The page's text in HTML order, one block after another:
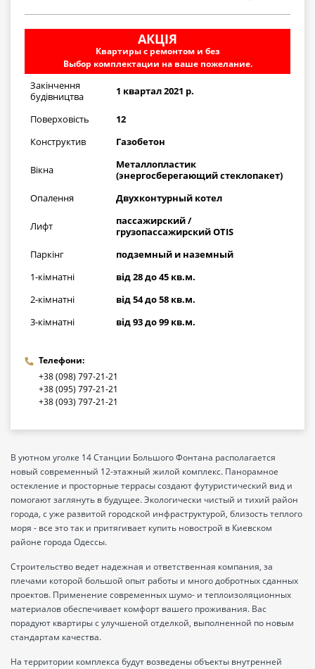
від26100грн / м2
АКЦІЯ
Квартиры с ремонтом и без
Выбор комплектации на ваше пожелание.
Закінчення
будівництва
1 квартал 2021 р.
Поверховість
12
Конструктив
Газобетон
Вікна
Металлопластик
(энергосберегающий стеклопакет)
Опалення
Двухконтурный котел
Лифт
пассажирский /
грузопассажирский OTIS
Паркінг
подземный и наземный
1-кімнатні
від 28 до 45 кв.м.
2-кімнатні
від 54 до 58 кв.м.
3-кімнатні
від 93 до 99 кв.м.
Телефони:
+38 (098) 797-21-21
+38 (095) 797-21-21
+38 (093) 797-21-21
В уютном уголке 14 Станции Большого Фонтана располагается
новый современный 12-этажный жилой комплекс. Панорамное
остекление и просторные террасы создают футуристический вид и
помогают заглянуть в будущее. Экологически чистый и тихий район
города, с уже развитой городской инфраструктурой, близость теплого
моря - все это так и притягивает купить новострой в Киевском
районе города Одессы.
Строительство ведет надежная и ответственная компания, за
плечами которой большой опыт работы и много добротных сданных
проектов. Применение современных шумо- и теплоизоляционных
материалов обеспечивает комфорт вашего проживания. Вас
порадуют квартиры с улучшеной отделкой, выполненной по новым
стандартам качества.
На территории комплекса будут возведены объекты внутренней